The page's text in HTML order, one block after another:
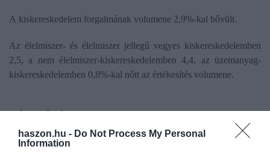
haszon.hu - Do Not Process My Personal
Information
A kiskereskedelem forgalmának volumene 2,9%-kal bővült.
Az élelmiszer- és élelmiszer jellegű vegyes kiskereskedelemben
2,5, a nem élelmiszer-kiskereskedelemben 4,4, az üzemanyag-
kiskereskedelemben 0,8%-kal nőtt az értékesítés volumene.
Olvasd el ezt is!
Mást látnak a számokban a kormány és a